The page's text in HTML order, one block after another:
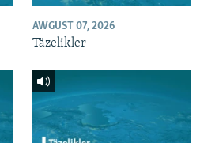
AWGUST 07, 2026
Täzelikler